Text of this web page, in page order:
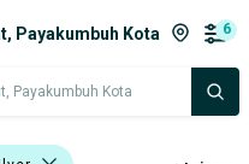
Payakumbuh Kota 6
Payakumbuh Kota